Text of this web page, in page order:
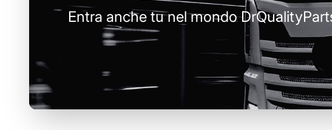
Entra anche tu nel mondo